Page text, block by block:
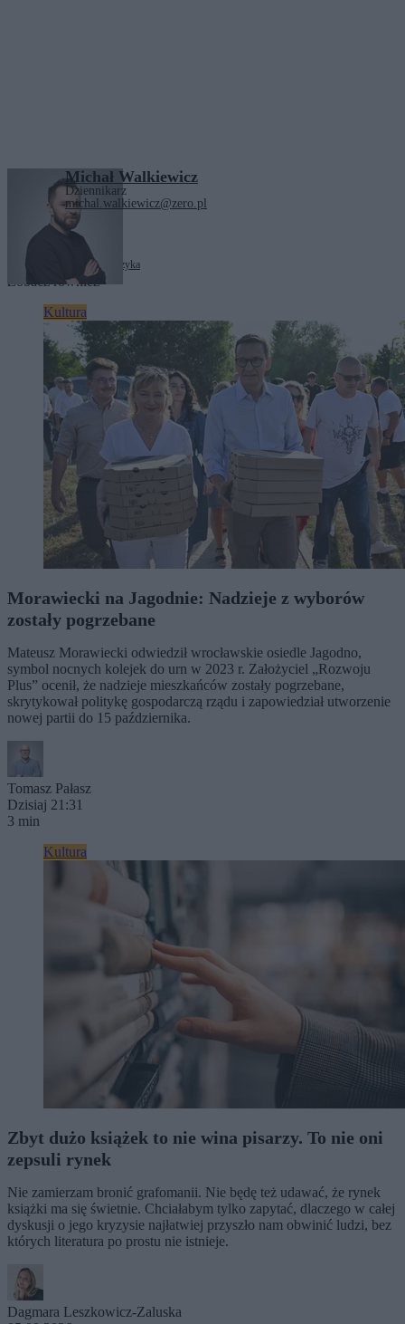
Michał Walkiewicz
Dziennikarz
michal.walkiewicz@zero.pl
Hollywoodkino muzyka
Zobacz również
Kultura
Morawiecki na Jagodnie: Nadzieje z wyborów
zostały pogrzebane
Mateusz Morawiecki odwiedził wrocławskie osiedle Jagodno,
symbol nocnych kolejek do urn w 2023 r. Założyciel „Rozwoju
Plus” ocenił, że nadzieje mieszkańców zostały pogrzebane,
skrytykował politykę gospodarczą rządu i zapowiedział utworzenie
nowej partii do 15 października.
Tomasz Pałasz
Dzisiaj 21:31
3 min
Kultura
Zbyt dużo książek to nie wina pisarzy. To nie oni
zepsuli rynek
Nie zamierzam bronić grafomanii. Nie będę też udawać, że rynek
książki ma się świetnie. Chciałabym tylko zapytać, dlaczego w całej
dyskusji o jego kryzysie najłatwiej przyszło nam obwinić ludzi, bez
których literatura po prostu nie istnieje.
Dagmara Leszkowicz-Zaluska